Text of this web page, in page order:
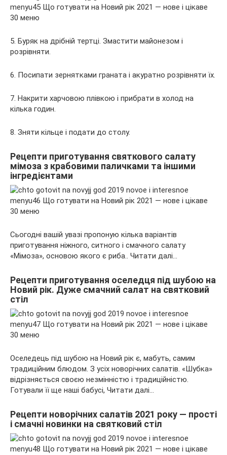
5. Буряк на дрібній тертці. Змастити майонезом і
розрівняти.
6. Посипати зернятками граната і акуратно розрівняти їх.
7. Накрити харчовою плівкою і прибрати в холод на
кілька годин.
8. Зняти кільце і подати до столу.
Рецепти приготування святкового салату
мімоза з крабовими паличками та іншими
інгредієнтами
Сьогодні вашій увазі пропоную кілька варіантів
приготування ніжного, ситного і смачного салату
«Мімоза», основою якого є риба.. Читати далі…
Рецепти приготування оселедця під шубою на
Новий рік. Дуже смачний салат на святковий
стіл
Оселедець під шубою на Новий рік є, мабуть, самим
традиційним блюдом. З усіх новорічних салатів. «Шубка»
відрізняється своєю незмінністю і традиційністю.
Готували її ще наші бабусі, Читати далі…
Рецепти новорічних салатів 2021 року — прості
і смачні новинки на святковий стіл